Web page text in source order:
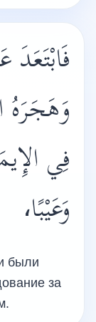
فَابْتَعَدَ
وَهَجَرَهُ
فِي
وَعَيْبًا،
были
за